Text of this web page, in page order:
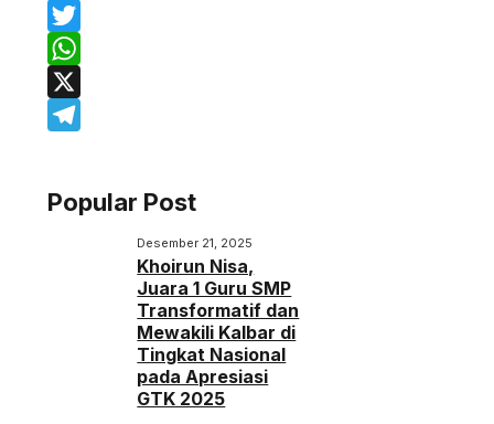
Facebook
Twitter
WhatsApp
X
Popular Post
Desember 21, 2025
Khoirun Nisa,
Juara 1 Guru SMP
Transformatif dan
Mewakili Kalbar di
Tingkat Nasional
pada Apresiasi
GTK 2025